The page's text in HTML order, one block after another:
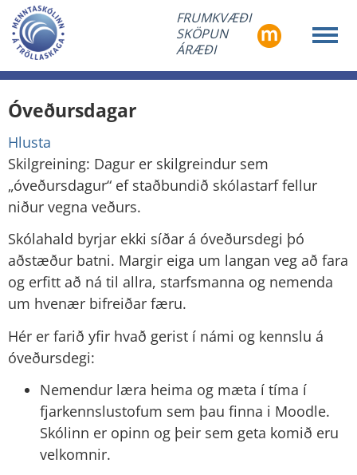
FRUMKVÆÐI
SKÖPUN
ÁRÆÐI
Óveðursdagar
Hlusta
Skilgreining: Dagur er skilgreindur sem
„óveðursdagur“ ef staðbundið skólastarf fellur
niður vegna veðurs.
Skólahald byrjar ekki síðar á óveðursdegi þó
aðstæður batni. Margir eiga um langan veg að fara
og erfitt að ná til allra, starfsmanna og nemenda
um hvenær bifreiðar færu.
Hér er farið yfir hvað gerist í námi og kennslu á
óveðursdegi:
Nemendur læra heima og mæta í tíma í
fjarkennslustofum sem þau finna i Moodle.
Skólinn er opinn og þeir sem geta komið eru
velkomnir.